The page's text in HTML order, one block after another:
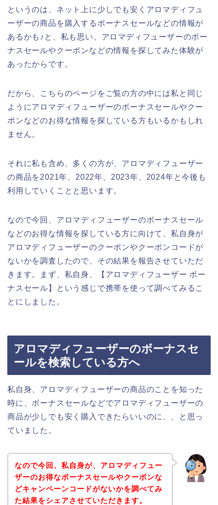
というのは、ネット上に少しでも安くアロマディフュ
ーザーの商品を購入するボーナスセールなどの情報が
あるかも♪と、私も思い、アロマディフューザーのボー
ナスセールやクーポンなどの情報を探してみた体験が
あったからです。
だから、こちらのページをご覧の方の中には私と同じ
ようにアロマディフューザーのボーナスセールやクー
ポンなどのお得な情報を探している方もいるかもしれ
ません。
それに私も含め、多くの方が、アロマディフューザー
の商品を2021年、2022年、2023年、2024年と今後も
利用していくことと思います。
なので今回、アロマディフューザーのボーナスセール
などのお得な情報を探している方に向けて、私自身が
アロマディフューザーのクーポンやクーポンコードが
ないかを調査したので、その結果を報告させていただ
きます。まず、私自身、【アロマディフューザー ボー
ナスセール】という感じで携帯を使って調べてみるこ
とにしました。
アロマディフューザーのボーナスセ
ールを検索している方へ
私自身、アロマディフューザーの商品のことを知った
時に、ボーナスセールなどでアロマディフューザーの
商品が少しでも安く購入できたらいいのに、、と思っ
ていました。
なので今回、私自身が、アロマディフュー
ザーのお得なボーナスセールやクーポンな
どキャンペーンコードがないかを調べてみ
た結果をシェアさせていただきます。